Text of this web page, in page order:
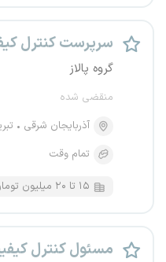
سرپرست کنترل
گروه پالاز
منقضی شده
آذربایجان شرقی
تمام وقت
۱۵ تا ۲۰ میلیون تومان
مسئول کنترل